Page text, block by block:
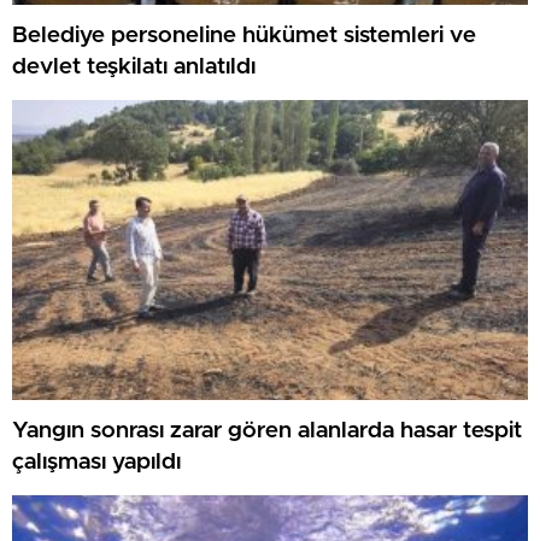
Belediye personeline hükümet sistemleri ve
devlet teşkilatı anlatıldı
Yangın sonrası zarar gören alanlarda hasar tespit
çalışması yapıldı